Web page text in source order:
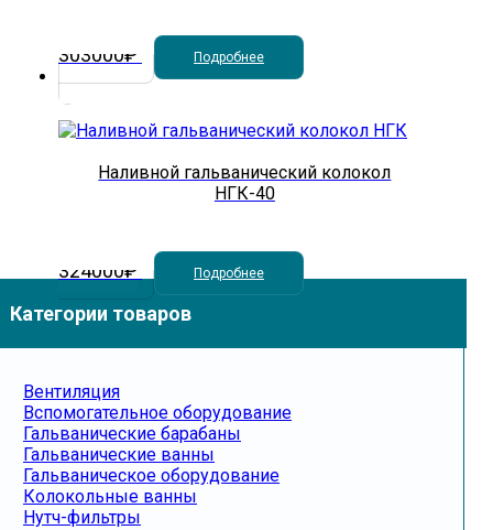
303000₽ Подробнее
Наливной гальванический колокол
НГК-40
324000₽ Подробнее
Категории товаров
Вентиляция
Вспомогательное оборудование
Гальванические барабаны
Гальванические ванны
Гальваническое оборудование
Колокольные ванны
Нутч-фильтры